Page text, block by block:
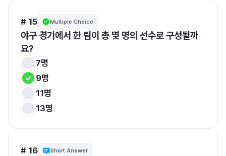
# 15 Multiple Choice
야구 경기에서 한 팀이 총 몇 명의 선수로 구성될까
요?
7명
9명
11명
13명
# 16 Short Answer